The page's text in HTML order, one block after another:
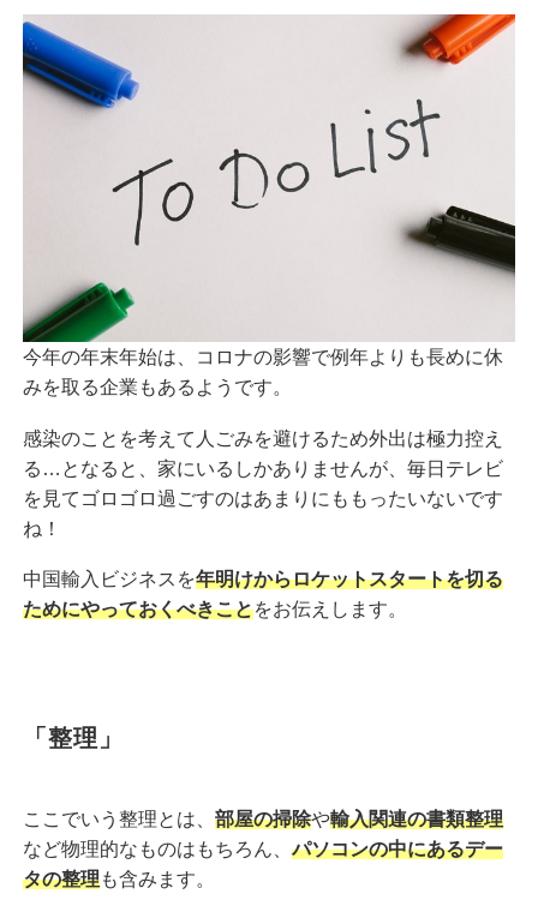
今年の年末年始は、コロナの影響で例年よりも長めに休
みを取る企業もあるようです。
感染のことを考えて人ごみを避けるため外出は極力控え
る…となると、家にいるしかありませんが、毎日テレビ
を見てゴロゴロ過ごすのはあまりにももったいないです
ね！
中国輸入ビジネスを年明けからロケットスタートを切る
ためにやっておくべきことをお伝えします。
「整理」
ここでいう整理とは、 部屋の掃除や輸入関連の書類整理
など物理的なものはもちろん、パソコンの中にあるデー
タの整理も含みます。